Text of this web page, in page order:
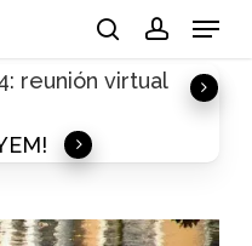
Menu
reunión virtual